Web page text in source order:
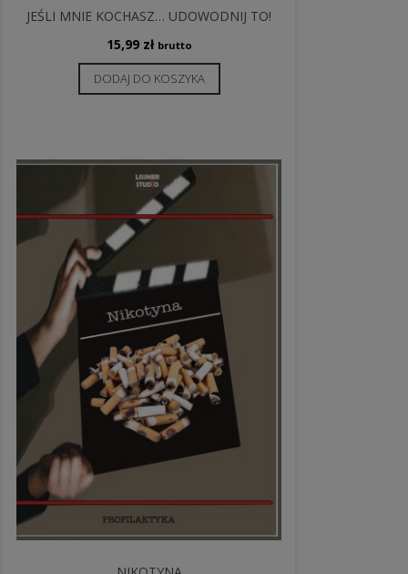
JEŚLI MNIE KOCHASZ… UDOWODNIJ TO!
15,99 zł brutto
DODAJ DO KOSZYKA